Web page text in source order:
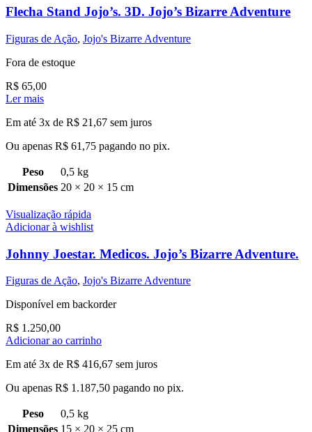
Flecha Stand Jojo’s. 3D. Jojo’s Bizarre Adventure
Figuras de Ação, Jojo's Bizarre Adventure
Fora de estoque
R$ 65,00
Ler mais
Em até 3x de R$ 21,67 sem juros
Ou apenas R$ 61,75 pagando no pix.
Peso
0,5 kg
Dimensões 20 × 20 × 15 cm
Visualização rápida
Adicionar à wishlist
Johnny Joestar. Medicos. Jojo’s Bizarre Adventure.
Figuras de Ação, Jojo's Bizarre Adventure
Disponível em backorder
R$ 1.250,00
Adicionar ao carrinho
Em até 3x de R$ 416,67 sem juros
Ou apenas R$ 1.187,50 pagando no pix.
Peso
0,5 kg
Dimensões 15 × 20 × 25 cm